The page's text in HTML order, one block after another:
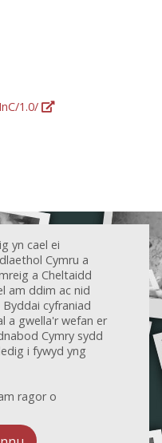
1.0/
yn cael ei
Cymru a
a Cheltaidd
am ddim ac nid
cyfraniad
a gwella'r wefan er
Cymry sydd
i fywyd yng
ragor o